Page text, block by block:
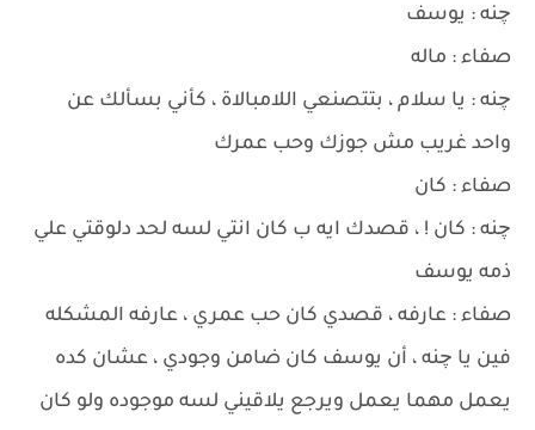
چنه : يوسف
صفاء : ماله
چنه : يا سلام ، بتتصنعي اللامبالاة ، كأني بسألك عن
واحد غريب مش جوزك وحب عمرك
صفاء : كان
چنه : كان ! ، قصدك ايه ب كان انتي لسه لحد دلوقتي علي
ذمه يوسف
صفاء : عارفه ، قصدي كان حب عمري ، عارفه المشكله
فين يا چنه ، أن يوسف كان ضامن وجودي ، عشان كده
يعمل مهما يعمل ويرجع يلاقيني لسه موجوده ولو كان